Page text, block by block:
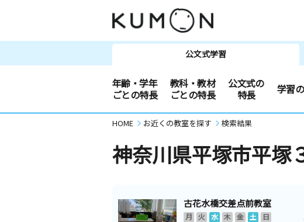
公文式学習
年齢・学年
ごとの特長
教科・教材
ごとの特長
公文式の
特長
学習
HOME お近くの教室を探す 検索結果
神奈川県平塚市平塚
古花水橋交差点前教室
月 火 水 木 金 土
日